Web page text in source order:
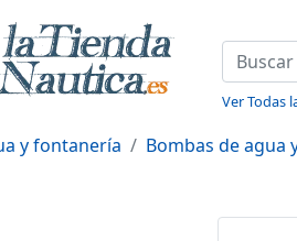
Ver Todas
y fontanería Bombas de agua